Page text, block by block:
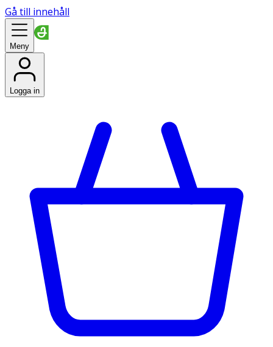
Gå till innehåll
Meny
Logga in